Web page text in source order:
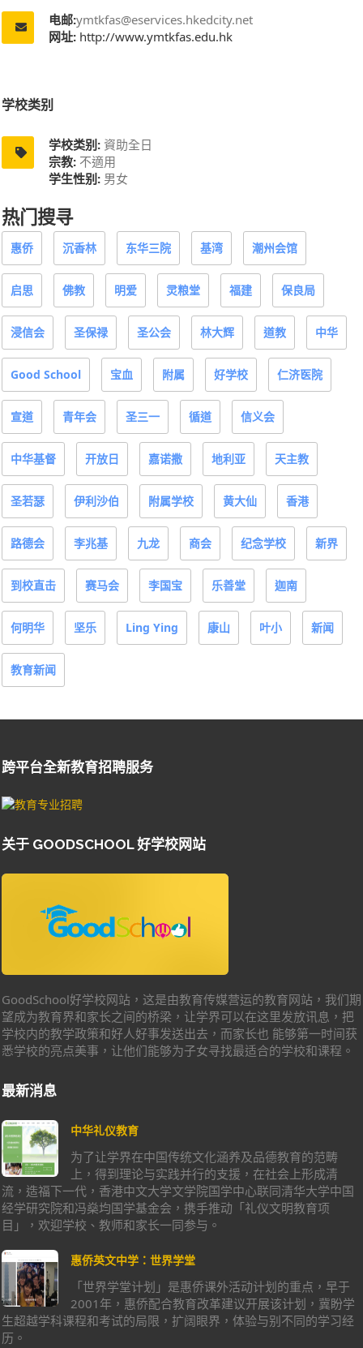
电邮:ymtkfas@eservices.hkedcity.net
网址: http://www.ymtkfas.edu.hk
学校类别
学校类别: 資助全日
宗教: 不適用
学生性别: 男女
热门搜寻
惠侨 沉香林 东华三院 基湾 潮州会馆
启思 佛教 明爱 灵粮堂 福建 保良局
浸信会 圣保禄 圣公会 林大辉 道教 中华
Good School 宝血 附属 好学校 仁济医院
宣道 青年会 圣三一 循道 信义会
中华基督 开放日 嘉诺撒 地利亚 天主教
圣若瑟 伊利沙伯 附属学校 黄大仙 香港
路德会 李兆基 九龙 商会 纪念学校 新界
到校直击 赛马会 李国宝 乐善堂 迦南
何明华 坚乐 Ling Ying 康山 叶小 新闻
教育新闻
跨平台全新教育招聘服务
关于 GOODSCHOOL 好学校网站
GoodSchool好学校网站，这是由教育传媒营运的教育网站，我们期
望成为教育界和家长之间的桥梁，让学界可以在这里发放讯息，把
学校内的教学政策和好人好事发送出去，而家长也 能够第一时间获
悉学校的亮点美事，让他们能够为子女寻找最适合的学校和课程。
最新消息
中华礼仪教育
为了让学界在中国传统文化涵养及品德教育的范畴
上，得到理论与实践并行的支援，在社会上形成清
流，造福下一代，香港中文大学文学院国学中心联同清华大学中国
经学研究院和冯燊均国学基金会，携手推动「礼仪文明教育项
目」，欢迎学校、教师和家长一同参与。
惠侨英文中学：世界学堂
「世界学堂计划」是惠侨课外活动计划的重点，早于
2001年，惠侨配合教育改革建议开展该计划，冀盼学
生超越学科课程和考试的局限，扩阔眼界，体验与别不同的学习经
历。